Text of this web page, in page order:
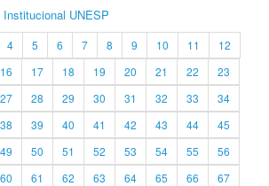
Institucional UNESP
4 5 6 7 8 9 10 11
12
16 17 18 19 20 21 22
23
27 28 29 30 31 32 33
34
38 39 40 41 42 43 44
45
49 50 51 52 53 54 55
56
60 61 62 63 64 65 66
67